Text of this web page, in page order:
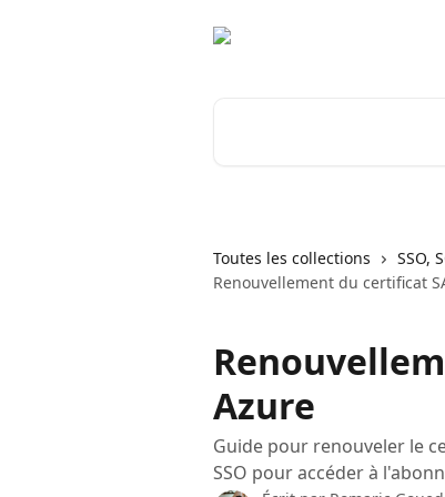
Toutes les collections
SSO,
Renouvellement du certificat
Azure
Guide pour renouveler le
SSO pour accéder à